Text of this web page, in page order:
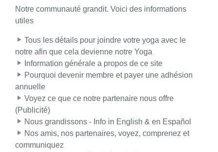
Notre communauté grandit. Voici des informations
utiles
Tous les détails pour joindre votre yoga avec le
notre afin que cela devienne notre Yoga
Information générale a propos de ce site
Pourquoi devenir membre et payer une adhésion
annuelle
Voyez ce que ce notre partenaire nous offre
(Publicité)
Nous grandissons - Info in English & en Español
Nos amis, nos partenaires, voyez, comprenez et
communiquez